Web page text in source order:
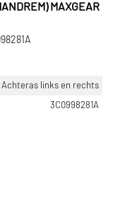
MAXGEAR
Achteras links en rechts
3C0998281A